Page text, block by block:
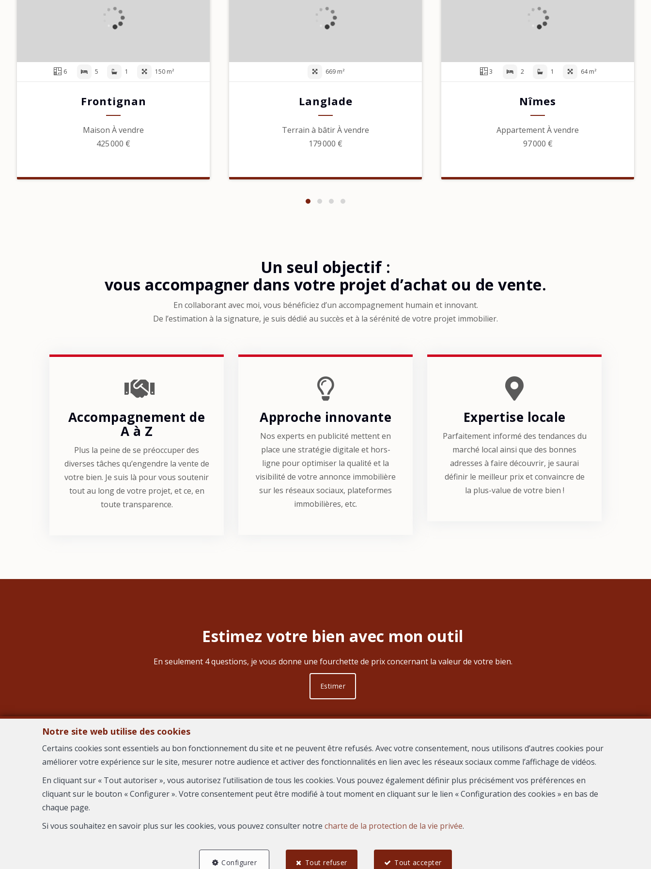
6 5 1 150 m²
Frontignan
Maison À vendre
425 000 €
669 m²
Langlade
Terrain à bâtir À vendre
179 000 €
3 2 1 64 m²
Nîmes
Appartement À vendre
97 000 €
Un seul objectif :
vous accompagner dans votre projet d’achat ou de vente.
En collaborant avec moi, vous bénéficiez d’un accompagnement humain et innovant.
De l’estimation à la signature, je suis dédié au succès et à la sérénité de votre projet immobilier.
Accompagnement de
A à Z
Plus la peine de se préoccuper des
diverses tâches qu’engendre la vente de
votre bien. Je suis là pour vous soutenir
tout au long de votre projet, et ce, en
toute transparence.
Approche innovante
Nos experts en publicité mettent en
place une stratégie digitale et hors-
ligne pour optimiser la qualité et la
visibilité de votre annonce immobilière
sur les réseaux sociaux, plateformes
immobilières, etc.
Expertise locale
Parfaitement informé des tendances du
marché local ainsi que des bonnes
adresses à faire découvrir, je saurai
définir le meilleur prix et convaincre de
la plus-value de votre bien !
Estimez votre bien avec mon outil
En seulement 4 questions, je vous donne une fourchette de prix concernant la valeur de votre bien.
Estimer
Notre site web utilise des cookies
Certains cookies sont essentiels au bon fonctionnement du site et ne peuvent être refusés. Avec votre consentement, nous utilisons d’autres cookies pour
améliorer votre expérience sur le site, mesurer notre audience et activer des fonctionnalités en lien avec les réseaux sociaux comme l’affichage de vidéos.
En cliquant sur « Tout autoriser », vous autorisez l’utilisation de tous les cookies. Vous pouvez également définir plus précisément vos préférences en
cliquant sur le bouton « Configurer ». Votre consentement peut être modifié à tout moment en cliquant sur le lien « Configuration des cookies » en bas de
chaque page.
Si vous souhaitez en savoir plus sur les cookies, vous pouvez consulter notre charte de la protection de la vie privée.
Configurer Tout refuser Tout accepter
AGENCE REGARD 1626 Boulevard du President Salvador Allende
30000 Nimes
TEL.04 66 67 80 19 — agence@immoregard.com
N° entreprise : FR-0000.111.222
Honoraires
Conditions générales d'utilisation du site
Charte de la protection de la vie privée —Configuration des cookies